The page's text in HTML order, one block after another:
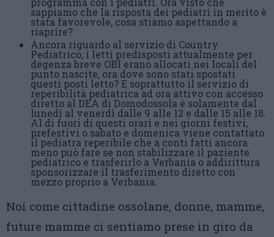
sappiamo che la risposta dei pediatri in merito è
stata favorevole, cosa stiamo aspettando a
riaprire?
Ancora riguardo al servizio di Country
Pediatrico, i letti predisposti attualmente per
degenza breve OBI erano allocati nei locali del
punto nascite, ora dove sono stati spostati
questi posti letto? E soprattutto il servizio di
reperibilità pediatrica ad ora attivo con accesso
diretto al DEA di Domodossola è solamente dal
lunedì al venerdì dalle 9 alle 12 e dalle 15 alle 18.
Al di fuori di questi orari e nei giorni festivi,
prefestivi o sabato e domenica viene contattato
il pediatra reperibile che a conti fatti ancora
meno può fare se non stabilizzare il paziente
pediatrico e trasferirlo a Verbania o addirittura
sponsorizzare il trasferimento diretto con
mezzo proprio a Verbania.
Noi come cittadine ossolane, donne, mamme,
future mamme ci sentiamo prese in giro da